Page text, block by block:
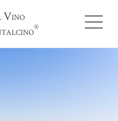
Vino
®